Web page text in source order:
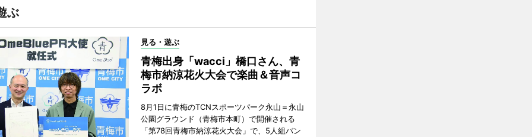
ぶ
見る・遊ぶ
青梅出身「wacci」橋口さん、青
梅市納涼花火大会で楽曲＆音声コ
ラボ
8月1日に青梅のTCNスポーツパーク永山＝永山
公園グラウンド（青梅市本町）で開催される
「第78回青梅市納涼花火大会」で、5人組バン